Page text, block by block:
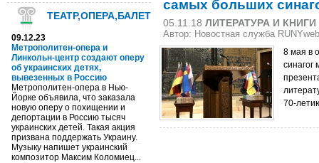
ТЕАТР,ОПЕРА,БАЛЕТ
09.12.23
Метрополитен-опера и
Линкольн-центр создают оперу
об украинских детях,
вывезенных в Россию
Метрополитен-опера в Нью-
Йорке объявила, что заказала
новую оперу о похищении и
депортации в Россию тысяч
украинских детей. Такая акция
призвана поддержать Украину.
Музыку напишет украинский
композитор Максим Коломиец...
самых больших
05.11.18 ЛИТЕРАТУРА И КНИГИ
Автор: Новостная служба RUNYweb
8 мая в
синагог
70-